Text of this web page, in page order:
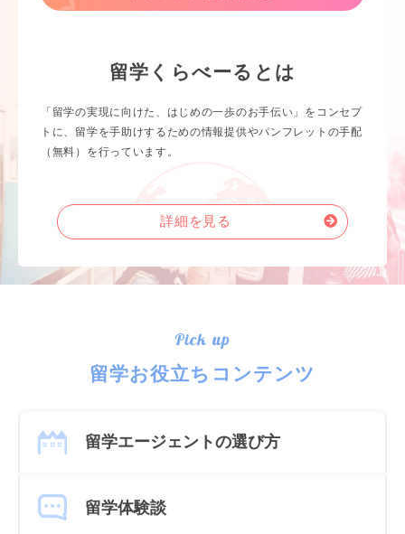
留学くらべーるとは
「留学の実現に向けた、はじめの一歩のお手伝い」をコンセプ
トに、留学を手助けするための情報提供やパンフレットの手配
（無料）を行っています。
詳細を見る
Pick up
留学お役立ちコンテンツ
留学エージェントの選び方
留学体験談